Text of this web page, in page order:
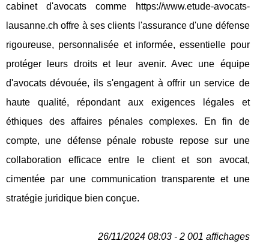
cabinet d'avocats comme https://www.etude-avocats-
lausanne.ch offre à ses clients l'assurance d'une défense
rigoureuse, personnalisée et informée, essentielle pour
protéger leurs droits et leur avenir. Avec une équipe
d'avocats dévouée, ils s'engagent à offrir un service de
haute qualité, répondant aux exigences légales et
éthiques des affaires pénales complexes. En fin de
compte, une défense pénale robuste repose sur une
collaboration efficace entre le client et son avocat,
cimentée par une communication transparente et une
stratégie juridique bien conçue.
26/11/2024 08:03 - 2 001 affichages